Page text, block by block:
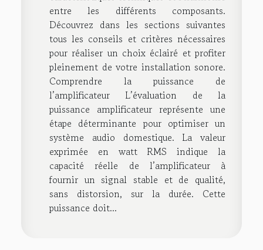
entre les différents composants.
Découvrez dans les sections suivantes
tous les conseils et critères nécessaires
pour réaliser un choix éclairé et profiter
pleinement de votre installation sonore.
Comprendre la puissance de
l’amplificateur L’évaluation de la
puissance amplificateur représente une
étape déterminante pour optimiser un
système audio domestique. La valeur
exprimée en watt RMS indique la
capacité réelle de l’amplificateur à
fournir un signal stable et de qualité,
sans distorsion, sur la durée. Cette
puissance doit...